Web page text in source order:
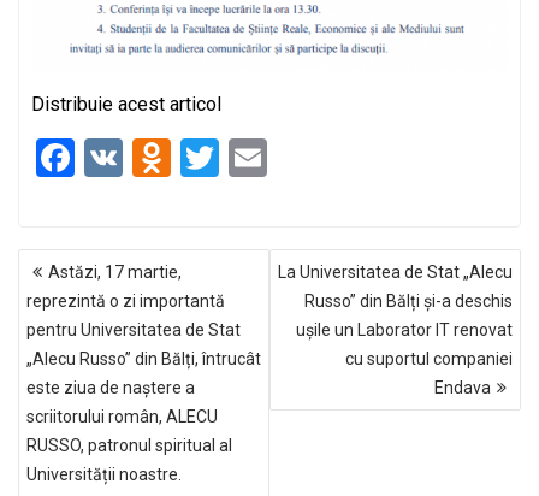
Distribuie acest articol
F
b
o
o
k
V
O
o
kl
a
ss
ni
ki
T
NAVIGARE
ÎN
ARTICOLE
Astăzi, 17 martie,
reprezintă o zi importantă
pentru Universitatea de Stat
„Alecu Russo” din Bălți, întrucât
este ziua de naștere a
scriitorului român, ALECU
RUSSO, patronul spiritual al
Universității noastre.
La Universitatea de Stat „Alecu
Russo” din Bălți și-a deschis
ușile un Laborator IT renovat
cu suportul companiei
Endava